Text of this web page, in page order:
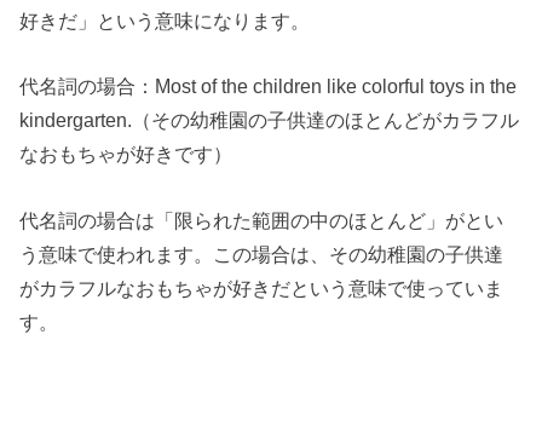
好きだ」という意味になります。
代名詞の場合：Most of the children like colorful toys in the
kindergarten.（その幼稚園の子供達のほとんどがカラフル
なおもちゃが好きです）
代名詞の場合は「限られた範囲の中のほとんど」がとい
う意味で使われます。この場合は、その幼稚園の子供達
がカラフルなおもちゃが好きだという意味で使っていま
す。